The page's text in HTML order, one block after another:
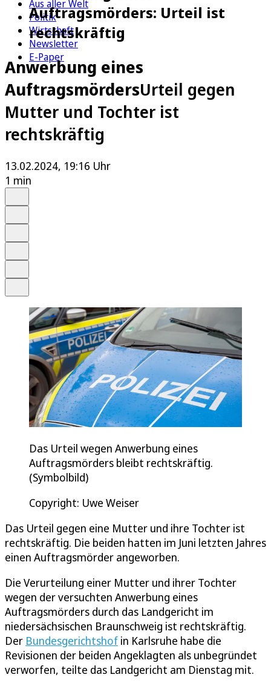
Aus aller Welt
Politik
Wirtschaft
Newsletter
E-Paper
Auftragsmörders: Urteil ist
rechtskräftig
Anwerbung eines
AuftragsmördersUrteil gegen
Mutter und Tochter ist
rechtskräftig
13.02.2024, 19:16 Uhr
1 min
Das Urteil wegen Anwerbung eines
Auftragsmörders bleibt rechtskräftig.
(Symbolbild)
Copyright: Uwe Weiser
Das Urteil gegen eine Mutter und ihre Tochter ist
rechtskräftig. Die beiden hatten im Juni letzten Jahres
einen Auftragsmörder angeworben.
Die Verurteilung einer Mutter und ihrer Tochter
wegen der versuchten Anwerbung eines
Auftragsmörders durch das Landgericht im
niedersächsischen Braunschweig ist rechtskräftig.
Der Bundesgerichtshof in Karlsruhe habe die
Revisionen der beiden Angeklagten als unbegründet
verworfen, teilte das Landgericht am Dienstag mit.